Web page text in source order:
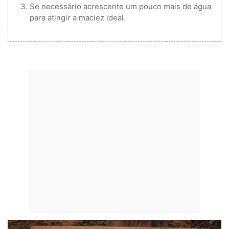
Se necessário acrescente um pouco mais de água
para atingir a maciez ideal.